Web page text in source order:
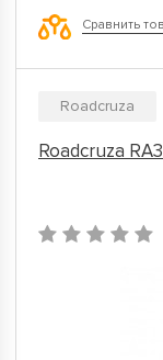
Сравнить
Roadcruza
Roadcruza